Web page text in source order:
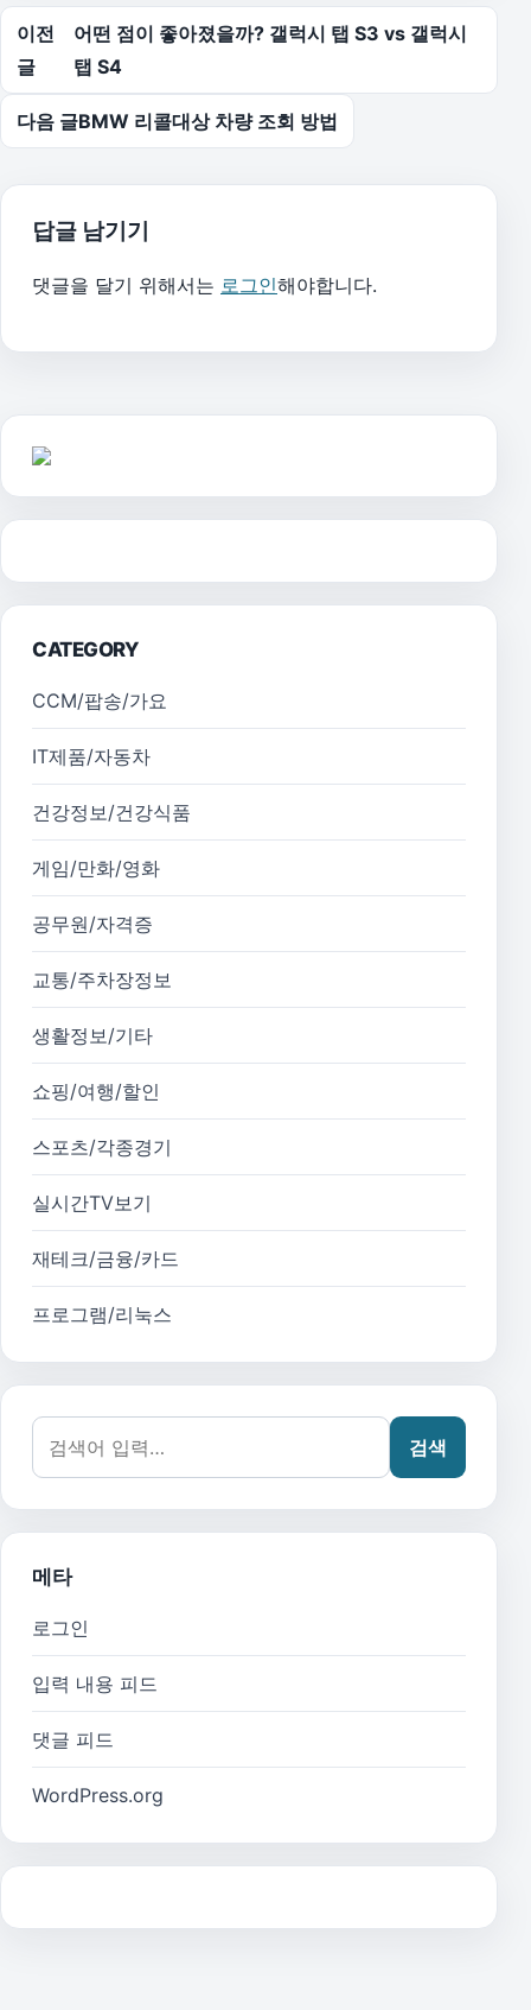
글 탐색
이전
글
어떤 점이 좋아졌을까? 갤럭시 탭 S3 vs 갤럭시
탭 S4
다음 글BMW 리콜대상 차량 조회 방법
답글 남기기
댓글을 달기 위해서는 로그인해야합니다.
CATEGORY
CCM/팝송/가요
IT제품/자동차
건강정보/건강식품
게임/만화/영화
공무원/자격증
교통/주차장정보
생활정보/기타
쇼핑/여행/할인
스포츠/각종경기
실시간TV보기
재테크/금융/카드
프로그램/리눅스
검색어:
검색
메타
로그인
입력 내용 피드
댓글 피드
WordPress.org